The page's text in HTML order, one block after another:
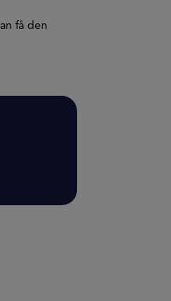
få den